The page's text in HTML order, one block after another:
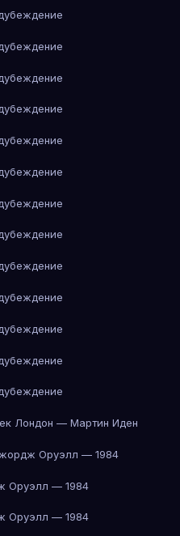
Лондон — Мартин Иден
Оруэлл — 1984
Оруэлл — 1984
Оруэлл — 1984